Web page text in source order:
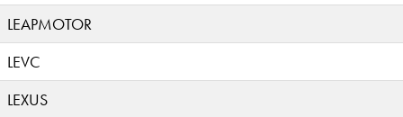
LEAPMOTOR
LEVC
LEXUS